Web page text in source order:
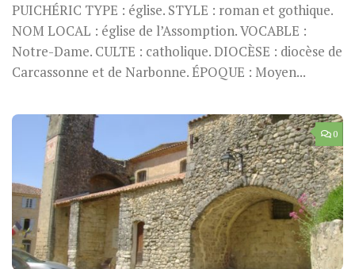
PUICHÉRIC TYPE : église. STYLE : roman et gothique.
NOM LOCAL : église de l’Assomption. VOCABLE :
Notre-Dame. CULTE : catholique. DIOCÈSE : diocèse de
Carcassonne et de Narbonne. ÉPOQUE : Moyen...
0